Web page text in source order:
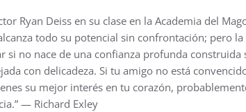
Ryan Deiss en su clase en la Academia del
todo su potencial sin confrontación; pero
si no nace de una confianza profunda
con delicadeza. Si tu amigo no está
su mejor interés en tu corazón,
— Richard Exley